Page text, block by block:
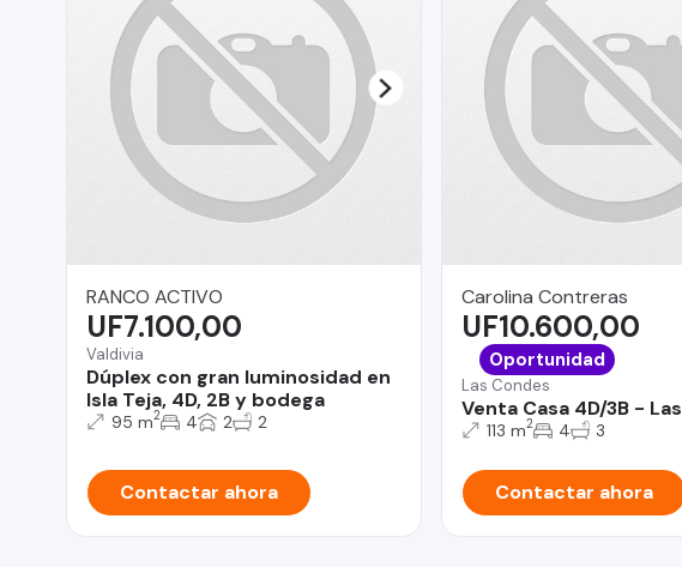
RANCO ACTIVO
Valdivia
Dúplex con gran luminosidad en
Isla Teja, 4D, 2B y bodega
UF7.100,00
95 m2 4 2 2
Contactar ahora
Carolina Contreras
Las Condes
Venta Casa 4D/3B -
UF10.600,00
Oportunidad
113 m2 4 3
Contactar ahora